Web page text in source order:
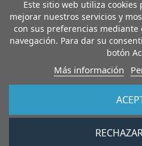
Este sitio web utiliza
mejorar nuestros servicios y
con sus preferencias
navegación. Para dar su
botón
Más información